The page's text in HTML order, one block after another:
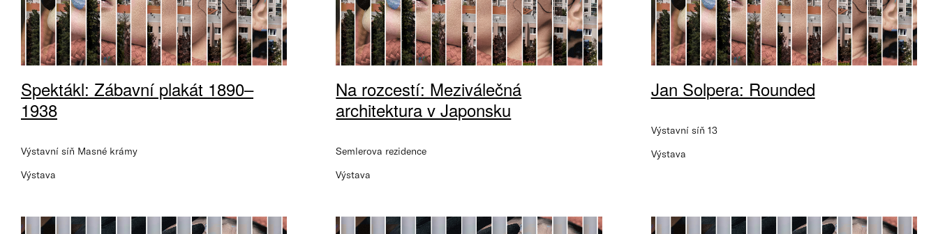
Spektákl: Zábavní plakát 1890–
1938
Výstavní síň Masné krámy
Výstava
Na rozcestí: Meziválečná
architektura v Japonsku
Semlerova rezidence
Výstava
Jan Solpera: Rounded
Výstavní síň 13
Výstava